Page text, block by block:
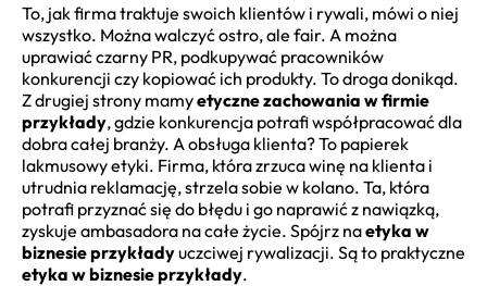
To, jak firma traktuje swoich klientów i rywali, mówi o niej
wszystko. Można walczyć ostro, ale fair. A można
uprawiać czarny PR, podkupywać pracowników
konkurencji czy kopiować ich produkty. To droga donikąd.
Z drugiej strony mamyetyczne zachowania w firmie
przykłady, gdzie konkurencja potrafi współpracować dla
dobra całej branży. A obsługa klienta? To papierek
lakmusowy etyki. Firma, która zrzuca winę na klienta i
utrudnia reklamację, strzela sobie w kolano. Ta, która
potrafi przyznać się do błędu i go naprawić z nawiązką,
zyskuje ambasadora na całe życie. Spójrz naetyka w
biznesie przykładyuczciwej rywalizacji. Są to praktyczne
etyka w biznesie przykłady.